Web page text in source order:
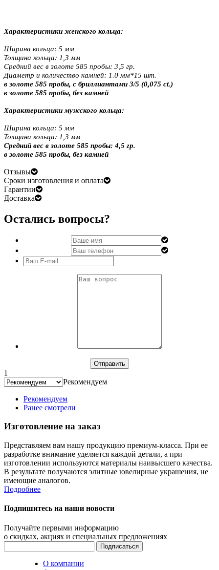
Характеристики женского кольца:
Ширина кольца: 5 мм
Толщина кольца: 1,3 мм
Средний вес в золоте 585 пробы: 3,5 гр.
Диаметр и количество камней: 1.0 мм*15 шт.
в золоте 585 пробы, с бриллиантами 3/5 (0,075 ct.)
в золоте 585 пробы, без камней
Характеристики мужского кольца:
Ширина кольца: 5 мм
Толщина кольца: 1,3 мм
Средний вес в золоте 585 пробы: 4,5 гр.
в золоте 585 пробы, без камней
Отзывы
Сроки изготовления и оплата
Гарантии
Доставка
Остались вопросы?
1
Рекомендуем
Рекомендуем
Ранее смотрели
Изготовление на заказ
Представляем вам нашу продукцию премиум-класса. При ее
разработке внимание уделяется каждой детали, а при
изготовлении используются материалы наивысшего качества.
В результате получаются элитные ювелирные украшения, не
имеющие аналогов.
Подробнее
Подпишитесь на наши новости
Получайте первыми информацию
о скидках, акциях и специальных предложениях
О компании